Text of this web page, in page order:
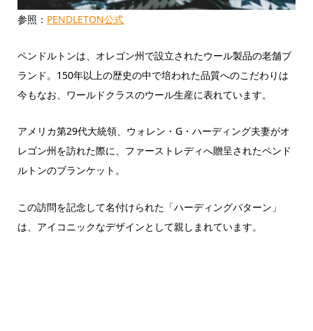
参照： PENDLETON公式
ペンドルトンは、オレゴン州で設立されたウール製品の老舗ブ
ランド。150年以上の歴史の中で培われた品質へのこだわりは
今もなお、ワールドクラスのウール生産に表れています。
アメリカ第29代大統領、ウォレン・G・ハーディング夫妻がオ
レゴン州を訪れた際に、ファーストレディへ贈呈されたペンド
ルトンのブランケット。
この訪問を記念して名付けられた「ハーディングパターン」
は、アイコニックなデザインとして親しまれています。